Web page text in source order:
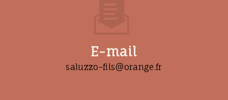
E-mail
saluzzo-fils@orange.fr